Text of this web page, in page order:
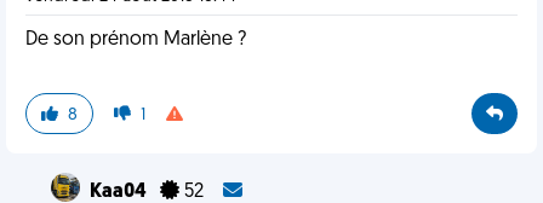
De son prénom Marlène ?
8 1
Kaa04 52